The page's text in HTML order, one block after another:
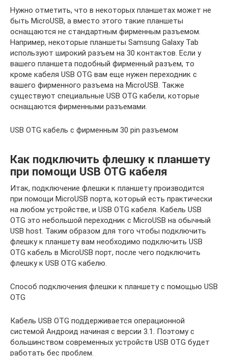
Нужно отметить, что в некоторых планшетах может не
быть MicroUSB, а вместо этого такие планшеты
оснащаются не стандартным фирменным разъемом.
Например, некоторые планшеты Samsung Galaxy Tab
используют широкий разъем на 30 контактов. Если у
вашего планшета подобный фирменный разъем, то
кроме кабеля USB OTG вам еще нужен переходник с
вашего фирменного разъема на MicroUSB. Также
существуют специальные USB OTG кабели, которые
оснащаются фирменными разъемами.
USB OTG кабель с фирменным 30 pin разъемом
Как подключить флешку к планшету
при помощи USB OTG кабеля
Итак, подключение флешки к планшету производится
при помощи MicroUSB порта, который есть практически
на любом устройстве, и USB OTG кабеля. Кабель USB
OTG это небольшой переходник с MicroUSB на обычный
USB host. Таким образом для того чтобы подключить
флешку к планшету вам необходимо подключить USB
OTG кабель в MicroUSB порт, после чего подключить
флешку к USB OTG кабелю.
Способ подключения флешки к планшету с помощью USB
OTG
Кабель USB OTG поддерживается операционной
системой Андроид начиная с версии 3.1. Поэтому с
большинством современных устройств USB OTG будет
работать бес проблем.